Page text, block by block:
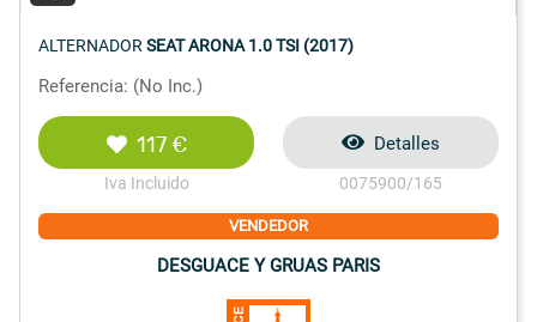
ALTERNADOR SEAT ARONA 1.0 TSI (2017)
Referencia: (No Inc.)
117 €
Iva Incluido
Detalles
0075900/165
VENDEDOR
DESGUACE Y GRUAS PARIS